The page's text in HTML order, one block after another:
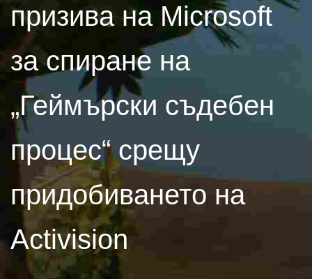
призива на Microsoft
за спиране на
„Геймърски съдебен
процес“ срещу
придобиването на
Activision